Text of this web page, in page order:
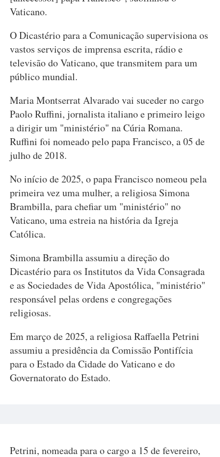
Vaticano.
O Dicastério para a Comunicação supervisiona os
vastos serviços de imprensa escrita, rádio e
televisão do Vaticano, que transmitem para um
público mundial.
Maria Montserrat Alvarado vai suceder no cargo
Paolo Ruffini, jornalista italiano e primeiro leigo
a dirigir um "ministério" na Cúria Romana.
Ruffini foi nomeado pelo papa Francisco, a 05 de
julho de 2018.
No início de 2025, o papa Francisco nomeou pela
primeira vez uma mulher, a religiosa Simona
Brambilla, para chefiar um "ministério" no
Vaticano, uma estreia na história da Igreja
Católica.
Simona Brambilla assumiu a direção do
Dicastério para os Institutos da Vida Consagrada
e as Sociedades de Vida Apostólica, "ministério"
responsável pelas ordens e congregações
religiosas.
Em março de 2025, a religiosa Raffaella Petrini
assumiu a presidência da Comissão Pontifícia
para o Estado da Cidade do Vaticano e do
Governatorato do Estado.
Petrini, nomeada para o cargo a 15 de fevereiro,